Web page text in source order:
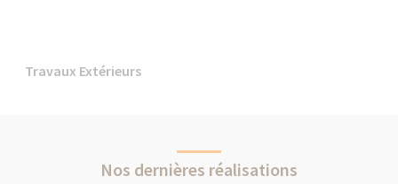
Travaux Extérieurs
Nos dernières réalisations